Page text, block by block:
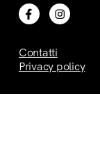
Contatti
Privacy policy